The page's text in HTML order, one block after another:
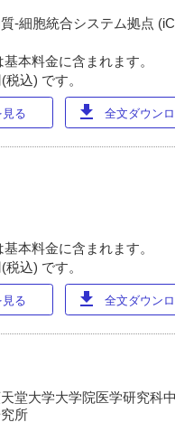
-細胞統合システム拠点
本料金に含まれます。
込) です。
る download 全文ダウン
本料金に含まれます。
込) です。
る download 全文ダウン
堂大学大学院医学研究科
所